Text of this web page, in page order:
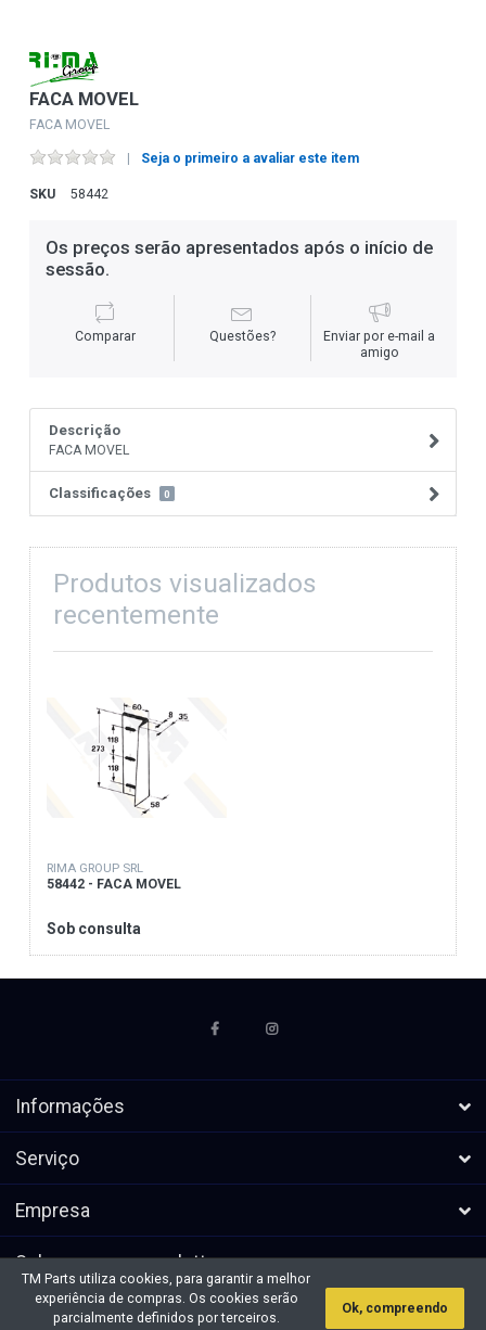
FACA MOVEL
FACA MOVEL
Seja o primeiro a avaliar este item
SKU 58442
Os preços serão apresentados após o início de
sessão.
Comparar Questões?
Enviar por e-mail a
amigo
Descrição
FACA MOVEL
Classificações 0
Produtos visualizados
recentemente
RIMA GROUP SRL
58442 - FACA MOVEL
Sob consulta
Informações
Serviço
Empresa
Subscrever a newsletters
* Todos os preços excl. IVA, mais
Direitos de autor &cópia; 2026 TM
TM Parts utiliza cookies, para garantir a melhor
experiência de compras. Os cookies serão
parcialmente definidos por terceiros.
Ok, compreendo